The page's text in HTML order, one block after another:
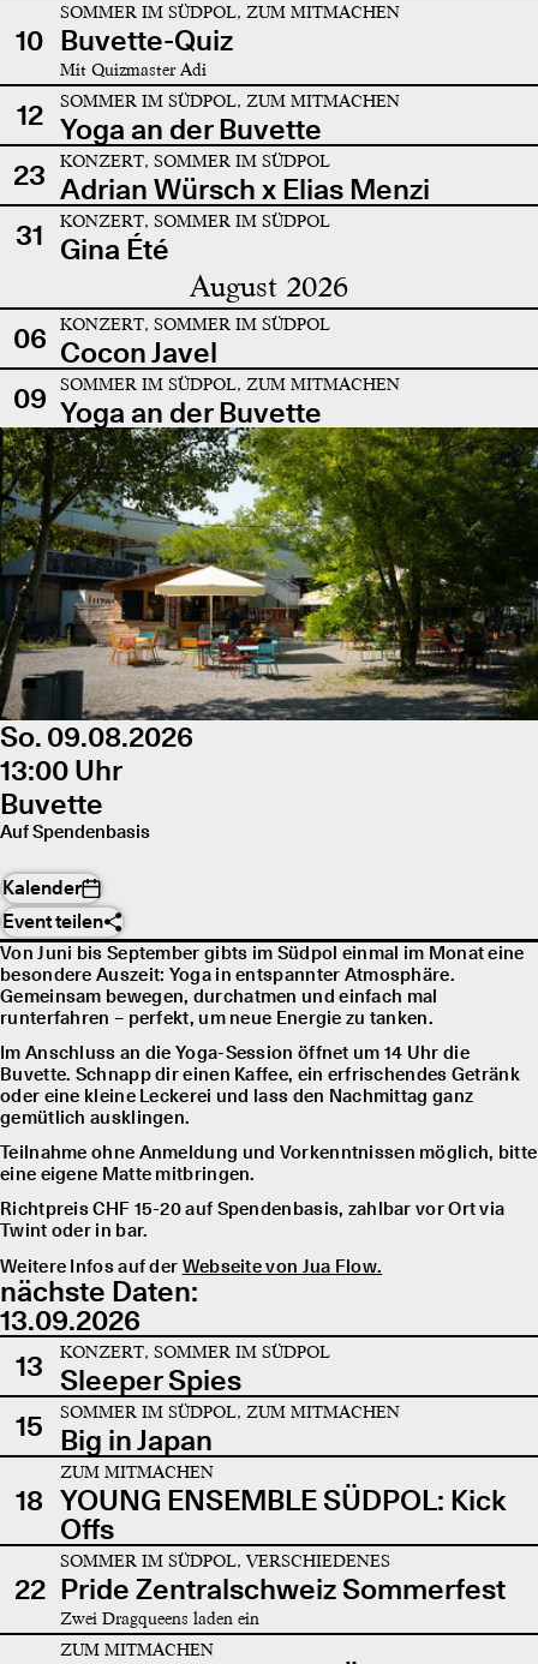
10
SOMMER IM SÜDPOL, ZUM MITMACHEN
Buvette-Quiz
Mit Quizmaster Adi
12 SOMMER IM SÜDPOL, ZUM MITMACHEN
Yoga an der Buvette
23
KONZERT, SOMMER IM SÜDPOL
Adrian Würsch x Elias Menzi
31
KONZERT, SOMMER IM SÜDPOL
Gina Été
August 2026
06 KONZERT, SOMMER IM SÜDPOL
Cocon Javel
09
SOMMER IM SÜDPOL, ZUM MITMACHEN
Yoga an der Buvette
So. 09.08.2026
13:00 Uhr
Buvette
Auf Spendenbasis
Kalender
Event teilen
Von Juni bis September gibts im Südpol einmal im Monat eine
besondere Auszeit: Yoga in entspannter Atmosphäre.
Gemeinsam bewegen, durchatmen und einfach mal
runterfahren – perfekt, um neue Energie zu tanken.
Im Anschluss an die Yoga-Session öffnet um 14 Uhr die
Buvette. Schnapp dir einen Kaffee, ein erfrischendes Getränk
oder eine kleine Leckerei und lass den Nachmittag ganz
gemütlich ausklingen.
Teilnahme ohne Anmeldung und Vorkenntnissen möglich, bitte
eine eigene Matte mitbringen.
Richtpreis CHF 15-20 auf Spendenbasis, zahlbar vor Ort via
Twint oder in bar.
Weitere Infos auf der Webseite von Jua Flow.
nächste Daten:
13.09.2026
13
KONZERT, SOMMER IM SÜDPOL
Sleeper Spies
15
SOMMER IM SÜDPOL, ZUM MITMACHEN
Big in Japan
18
ZUM MITMACHEN
YOUNG ENSEMBLE SÜDPOL: Kick
Offs
22
SOMMER IM SÜDPOL, VERSCHIEDENES
Pride Zentralschweiz Sommerfest
Zwei Dragqueens laden ein
ZUM MITMACHEN